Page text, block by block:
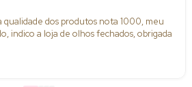
dos produtos nota 1000, meu
indico a loja de olhos fechados, obrigada